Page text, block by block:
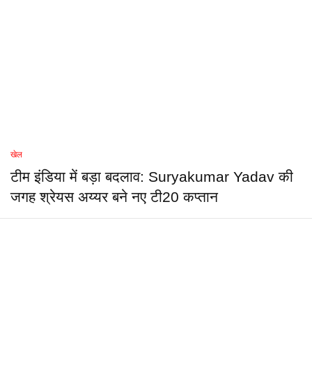
खेल
टीम इंडिया में बड़ा बदलाव: Suryakumar Yadav की
जगह श्रेयस अय्यर बने नए टी20 कप्तान